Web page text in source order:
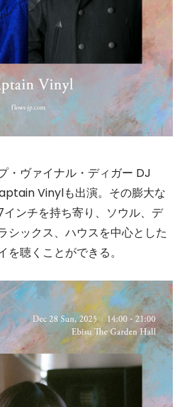
・ヴァイナル・ディガー DJ
Vinylも出演。その膨大な
ンチを持ち寄り、ソウル、デ
シックス、ハウスを中心とした
聴くことができる。